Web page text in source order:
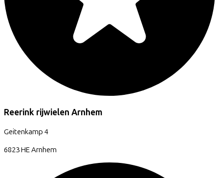
Reerink rijwielen Arnhem
Geitenkamp 4
6823 HEArnhem